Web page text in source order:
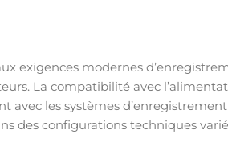
exigences modernes
La compatibilité avec
les systèmes
des configurations techniques